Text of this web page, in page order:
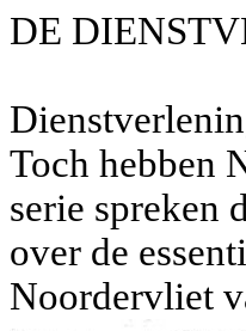
DE
Toch hebben
serie spreken
over de
Noordervliet